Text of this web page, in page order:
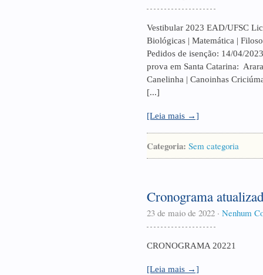
Vestibular 2023 EAD/UFSC
Biológicas | Matemática |
Pedidos de isenção: 14/04/
prova em Santa Catarina:
Canelinha | Canoinhas
[...]
[Leia mais →]
Categoria: Sem categoria
Cronograma
23 de maio de 2022 · Nenhum
CRONOGRAMA 20221
[Leia mais →]